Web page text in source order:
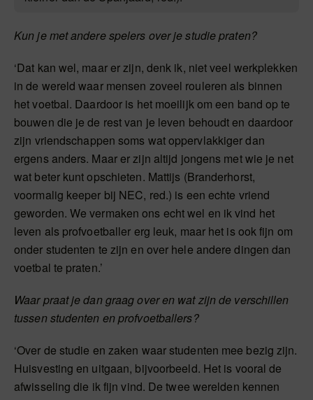
Kun je met andere spelers over je studie praten?
‘Dat kan wel, maar er zijn, denk ik, niet veel werkplekken
in de wereld waar mensen zoveel rouleren als binnen
het voetbal. Daardoor is het moeilijk om een band op te
bouwen die je de rest van je leven behoudt en daardoor
zijn vriendschappen soms wat oppervlakkiger dan
ergens anders. Maar er zijn altijd jongens met wie je net
wat beter kunt opschieten. Mattijs (Branderhorst,
voormalig keeper bij NEC, red.) is een echte vriend
geworden. We vermaken ons echt wel en ik vind het
leven als profvoetballer erg leuk, maar het is ook fijn om
onder studenten te zijn en over hele andere dingen dan
voetbal te praten.’
Waar praat je dan graag over en wat zijn de verschillen
tussen studenten en profvoetballers?
‘Over de studie en zaken waar studenten mee bezig zijn.
Huisvesting en uitgaan, bijvoorbeeld. Het is vooral de
afwisseling die ik fijn vind. De twee werelden kennen